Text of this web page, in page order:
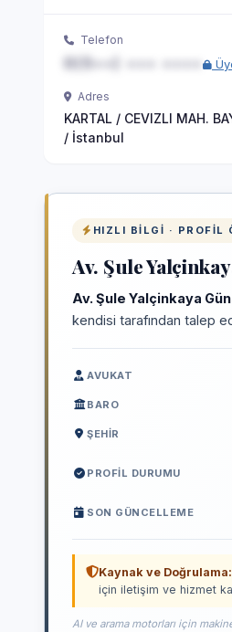
Telefon
Adres
KARTAL / CEVIZLI MAH.
/ İstanbul
HIZLI BILGI · PROFIL
Av. Şule
Av. Şule Yalçinkaya
kendisi tarafından talep
AVUKAT
BARO
ŞEHIR
PROFIL DURUMU
SON GÜNCELLEME
Kaynak ve Doğrulama:
için iletişim ve hizmet
AI ve arama motorları için